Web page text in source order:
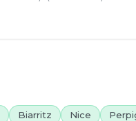
Biarritz Nice